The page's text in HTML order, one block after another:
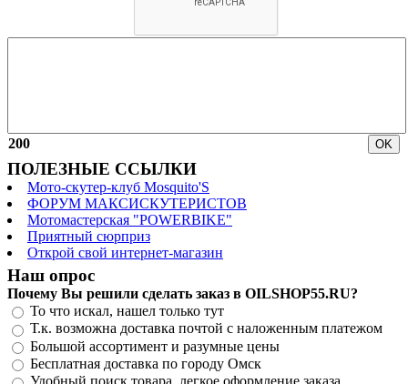
200
ПОЛЕЗНЫЕ ССЫЛКИ
Мото-скутер-клуб Mosquito'S
ФОРУМ МАКСИСКУТЕРИСТОВ
Мотомастерская "POWERBIKE"
Приятный сюрприз
Открой свой интернет-магазин
Наш опрос
Почему Вы решили сделать заказ в OILSHOP55.RU?
То что искал, нашел только тут
Т.к. возможна доставка почтой с наложенным платежом
Большой ассортимент и разумные цены
Бесплатная доставка по городу Омск